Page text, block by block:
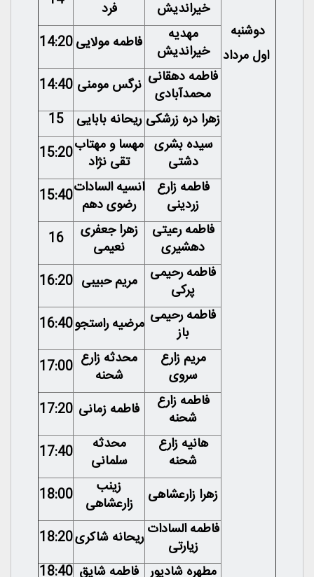
دوشنبه
اول مرداد
خیراندیش
فرد
مهدیه
خیراندیش
فاطمه مولایی14:20
فاطمه دهقانی
محمدآبادی
نرگس مومنی 14:40
زهرا دره زرشکی ریحانه بابایی
15
سیده بشری
دشتی
مهسا و مهتاب
تقی نژاد
15:20
فاطمه زارع
زردینی
انسیه السادات
رضوی دهم 15:40
فاطمه رعیتی
دهشیری
زهرا جعفری
نعیمی
16
فاطمه رحیمی
پرکی
مریم حبیبی 16:20
فاطمه رحیمی
باز
مرضیه راستجو16:40
مریم زارع
سروی
محدثه زارع
شحنه
17:00
فاطمه زارع
شحنه
فاطمه زمانی 17:20
هانیه زارع
شحنه
محدثه
سلمانی
17:40
زهرا زارعشاهی
زینب
زارعشاهی
18:00
فاطمه السادات
زیارتی
ریحانه شاکری18:20
مطهره شادپور فاطمه شایق 18:40